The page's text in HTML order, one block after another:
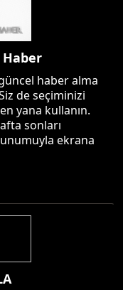
haber alma
de seçiminizi
yana kullanın.
sonları
ekrana